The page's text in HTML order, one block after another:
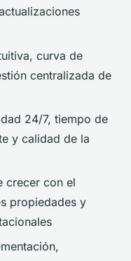
curva de
centralizada de
24/7, tiempo de
y calidad de la
crecer con el
propiedades y